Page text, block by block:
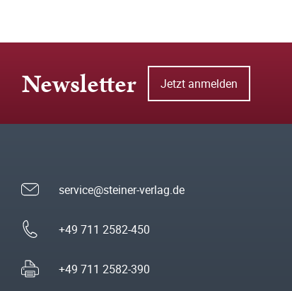
Newsletter Jetzt anmelden
service@steiner-verlag.de
+49 711 2582-450
+49 711 2582-390